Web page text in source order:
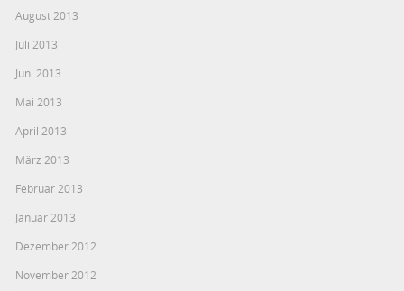
August 2013
Juli 2013
Juni 2013
Mai 2013
April 2013
März 2013
Februar 2013
Januar 2013
Dezember 2012
November 2012